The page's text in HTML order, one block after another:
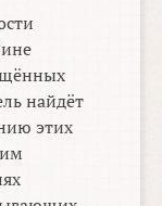
найдёт
этих